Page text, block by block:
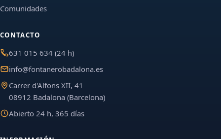
Comunidades
CONTACTO
631 015 634 (24 h)
info@fontanerobadalona.es
Carrer d'Alfons XII, 41
08912 Badalona (Barcelona)
Abierto 24 h, 365 días